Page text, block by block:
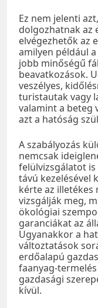
Ez nem jelenti
dolgozhatnak az
elvégezhetők az
amilyen például
jobb minőségű
beavatkozások.
veszélyes,
turistautak vagy
valamint a beteg
azt a hatóság
A szabályozás
nemcsak
felülvizsgálatot
távú kezelésével
kérte az
vizsgálják meg,
ökológiai
garanciákat az
Ugyanakkor a
változtatások
erdőalapú
faanyag-
gazdasági
kívül.